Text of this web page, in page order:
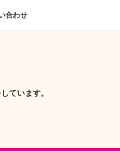
合わせ
ています。